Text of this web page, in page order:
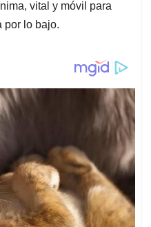
vital y móvil para
por lo bajo.